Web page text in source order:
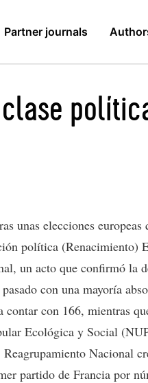
Partner journals
unas elecciones europeas
política (Renacimiento)
un acto que confirmó la
con una mayoría
contar con 166, mientras
Ecológica y Social
Nacional
partido de Francia por